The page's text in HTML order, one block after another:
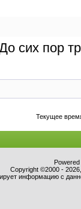
сих пор
Текущее
Copyright ©2000 -
информацию с